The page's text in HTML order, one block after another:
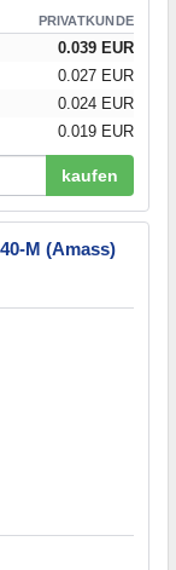
PRIVATKUNDE
0.039 EUR
0.027 EUR
0.024 EUR
0.019 EUR
kaufen
M (Amass)